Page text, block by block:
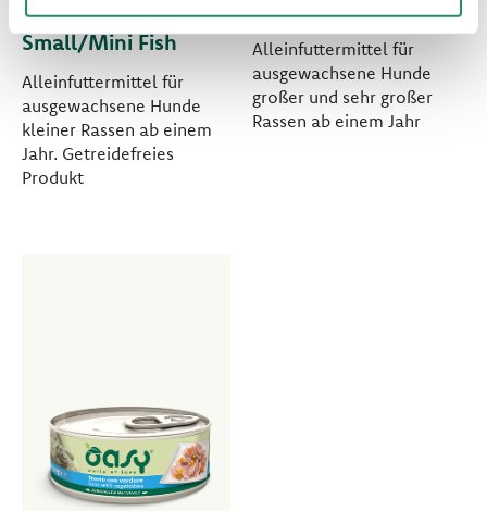
FORMULA • Adult
Small/Mini Fish
Alleinfuttermittel für
ausgewachsene Hunde
kleiner Rassen ab einem
Jahr. Getreidefreies
Produkt
Large Fish
Alleinfuttermittel für
ausgewachsene Hunde
großer und sehr großer
Rassen ab einem Jahr